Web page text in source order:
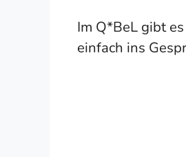
Im Q*BeL gibt
einfach ins